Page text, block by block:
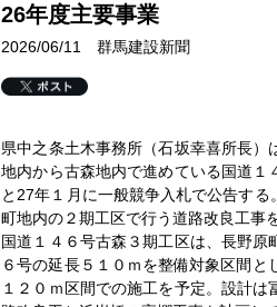
26年度主要事業
2026/06/11 群馬建設新聞
県中之条土木事務所（石坂幸喜所長
地内から古森地内で進めている国道１
と27年１月に一般競争入札で公告す
町地内の２期工区で行う道路改良工事
国道１４６号古森３期工区は、長野原
６号の延長５１０ｍを整備対象区間
１２０ｍ区間での施工を予定。設計